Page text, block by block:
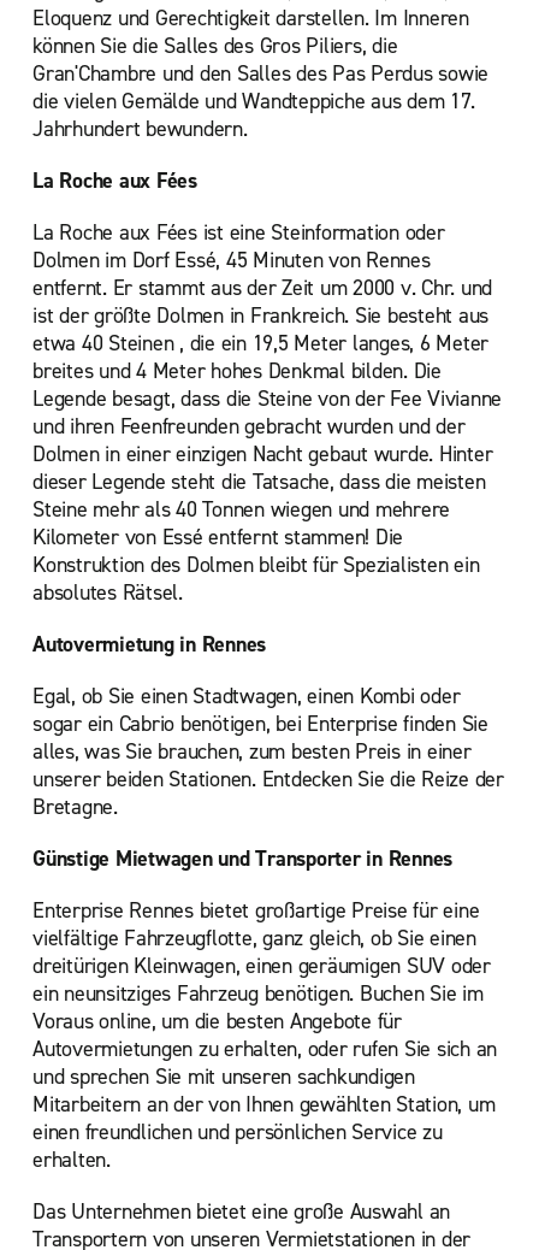
Eloquenz und Gerechtigkeit darstellen. Im Inneren
können Sie die Salles des Gros Piliers, die
Gran'Chambre und den Salles des Pas Perdus sowie
die vielen Gemälde und Wandteppiche aus dem 17.
Jahrhundert bewundern.
La Roche aux Fées
La Roche aux Fées ist eine Steinformation oder
Dolmen im Dorf Essé, 45 Minuten von Rennes
entfernt. Er stammt aus der Zeit um 2000 v. Chr. und
ist der größte Dolmen in Frankreich. Sie besteht aus
etwa 40 Steinen , die ein 19,5 Meter langes, 6 Meter
breites und 4 Meter hohes Denkmal bilden. Die
Legende besagt, dass die Steine von der Fee Vivianne
und ihren Feenfreunden gebracht wurden und der
Dolmen in einer einzigen Nacht gebaut wurde. Hinter
dieser Legende steht die Tatsache, dass die meisten
Steine mehr als 40 Tonnen wiegen und mehrere
Kilometer von Essé entfernt stammen! Die
Konstruktion des Dolmen bleibt für Spezialisten ein
absolutes Rätsel.
Autovermietung in Rennes
Egal, ob Sie einen Stadtwagen, einen Kombi oder
sogar ein Cabrio benötigen, bei Enterprise finden Sie
alles, was Sie brauchen, zum besten Preis in einer
unserer beiden Stationen. Entdecken Sie die Reize der
Bretagne.
Günstige Mietwagen und Transporter in Rennes
Enterprise Rennes bietet großartige Preise für eine
vielfältige Fahrzeugflotte, ganz gleich, ob Sie einen
dreitürigen Kleinwagen, einen geräumigen SUV oder
ein neunsitziges Fahrzeug benötigen. Buchen Sie im
Voraus online, um die besten Angebote für
Autovermietungen zu erhalten, oder rufen Sie sich an
und sprechen Sie mit unseren sachkundigen
Mitarbeitern an der von Ihnen gewählten Station, um
einen freundlichen und persönlichen Service zu
erhalten.
Das Unternehmen bietet eine große Auswahl an
Transportern von unseren Vermietstationen in der